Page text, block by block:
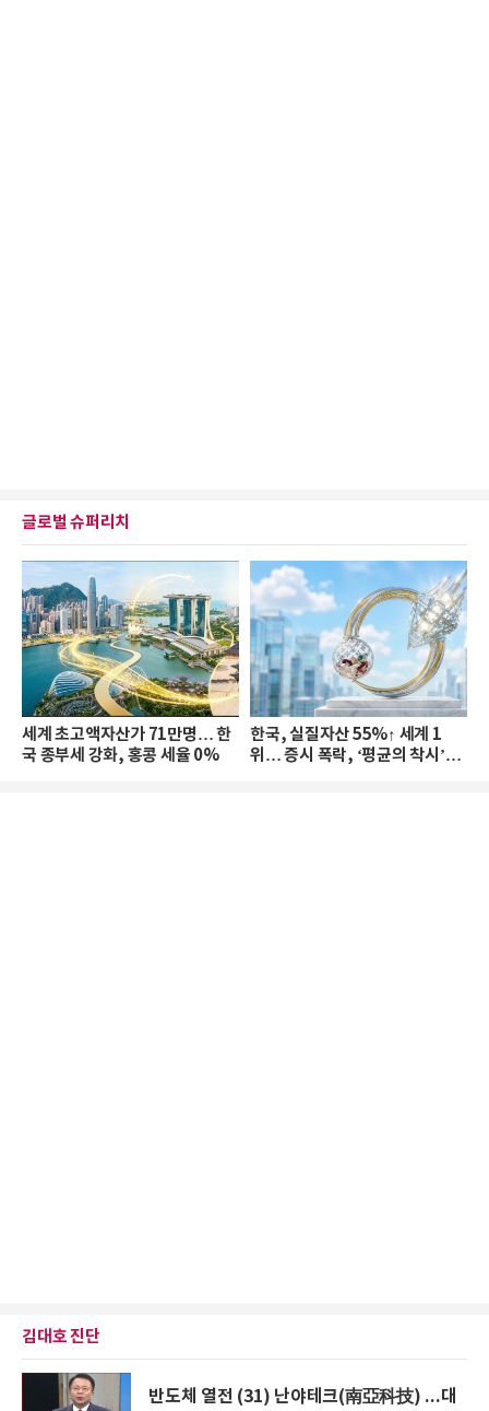
글로벌 슈퍼리치
세계 초고액자산가 71만명… 한
국 종부세 강화, 홍콩 세율 0%
한국, 실질자산 55%↑ 세계 1
위… 증시 폭락, ‘평균의 착시’와
김대호 진단
반도체 열전 (31) 난야테크(南亞科技) ...대